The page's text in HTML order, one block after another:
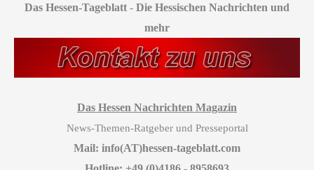
Das Hessen-Tageblatt - Die Hessischen Nachrichten und
mehr
Das Hessen Nachrichten Magazin
News-Themen-Ratgeber und Presseportal
Mail: info(AT)hessen-tageblatt.com